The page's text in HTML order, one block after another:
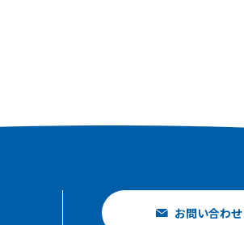
お問い合わせ